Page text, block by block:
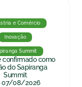
e Comércio
Inovação
Summit
confirmado como
do Sapiranga
Summit
07/08/2026